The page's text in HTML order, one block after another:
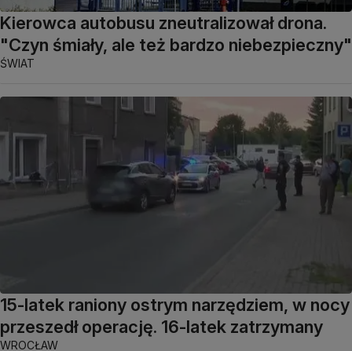
Kierowca autobusu zneutralizował drona.
"Czyn śmiały, ale też bardzo niebezpieczny"
ŚWIAT
15-latek raniony ostrym narzędziem, w nocy
przeszedł operację. 16-latek zatrzymany
WROCŁAW